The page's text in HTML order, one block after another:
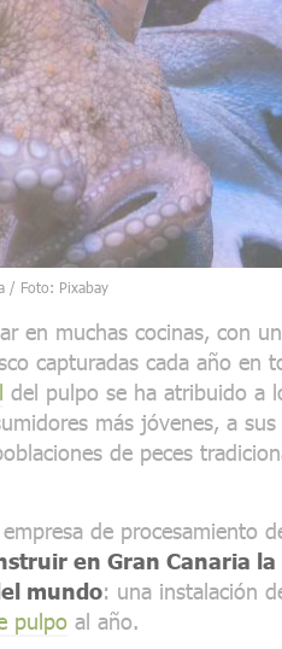
/ Foto: Pixabay
en muchas cocinas, con
capturadas cada año en
del pulpo se ha atribuido a
más jóvenes, a
de peces
de procesamiento
en Gran Canaria
mundo: una instalación
pulpo al año.